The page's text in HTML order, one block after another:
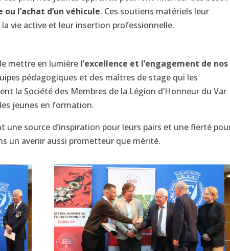
l’achat d’un véhicule. Ces soutiens matériels leur
vie active et leur insertion professionnelle.
mettre en lumière l’excellence et l’engagement de nos
pédagogiques et des maîtres de stage qui les
la Société des Membres de la Légion d’Honneur du Var
jeunes en formation.
une source d’inspiration pour leurs pairs et une fierté
un avenir aussi prometteur que mérité.